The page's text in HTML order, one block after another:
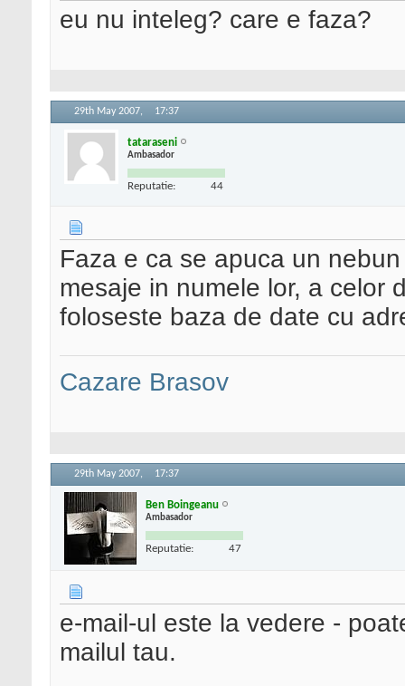
eu nu inteleg? care e faza?
29th May 2007, 17:37
tataraseni
Ambasador
Reputatie: 44
Faza e ca se apuca un
mesaje in numele lor, a celor
foloseste baza de date cu
Cazare Brasov
29th May 2007, 17:37
Ben Boingeanu
Ambasador
Reputatie: 47
e-mail-ul este la vedere -
mailul tau.